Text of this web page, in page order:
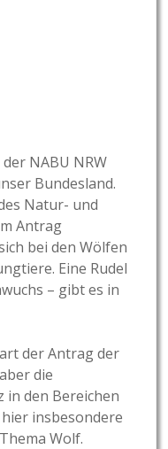
NABU NRW
Bundesland.
Natur- und
Antrag
bei den Wölfen
Eine Rudel
– gibt es in
der Antrag der
die
in den Bereichen
insbesondere
Wolf.